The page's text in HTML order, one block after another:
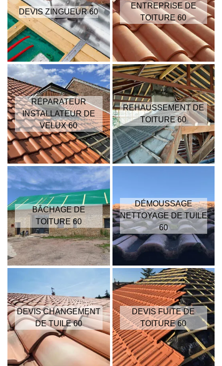
DEVIS ZINGUEUR 60
ENTREPRISE DE
TOITURE 60
RÉPARATEUR
INSTALLATEUR DE
VELUX 60
REHAUSSEMENT DE
TOITURE 60
BÂCHAGE DE
TOITURE 60
DÉMOUSSAGE
NETTOYAGE DE TUILE
60
DEVIS CHANGEMENT
DE TUILE 60
DEVIS FUITE DE
TOITURE 60